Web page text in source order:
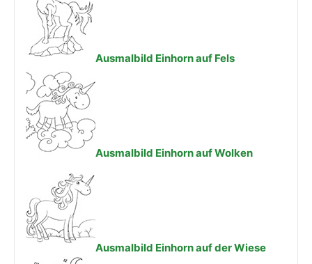
Ausmalbild Einhorn auf Fels
Ausmalbild Einhorn auf Wolken
Ausmalbild Einhorn auf der Wiese